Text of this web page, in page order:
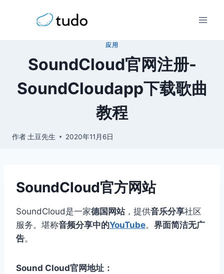
应用
SoundCloud官网注册-
SoundCloudapp下载歌曲
教程
作者 土豆先生 2020年11月6日
SoundCloud官方网站
SoundCloud是一家德国网站，提供音乐分享社区
服务。堪称音频分享中的YouTube。 界面简洁无广
告。
Sound Cloud官网地址：